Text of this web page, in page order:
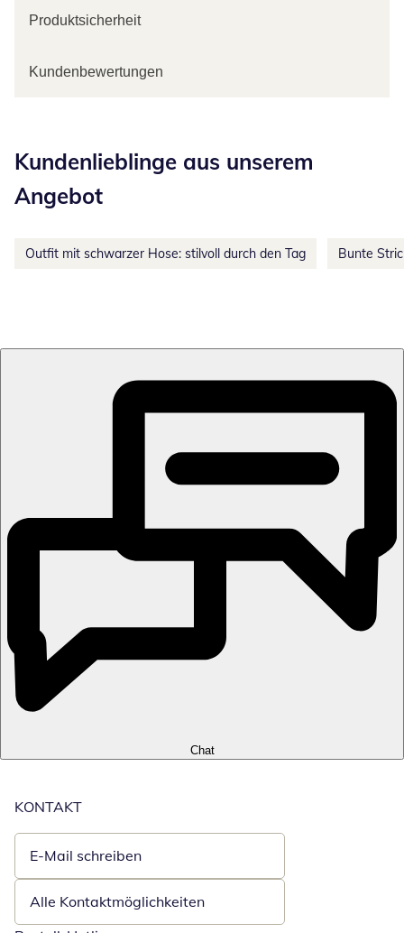
Produktsicherheit
Kundenbewertungen
Kundenlieblinge aus unserem
Angebot
Outfit mit schwarzer Hose: stilvoll durch den Tag Bunte
Chat
KONTAKT
E-Mail schreiben
Öffnet E-Mail-Client
Alle Kontaktmöglichkeiten